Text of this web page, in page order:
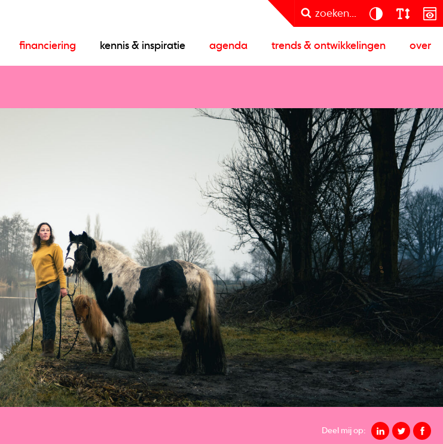
zoeken...
financiering kennis & inspiratie agenda trends & ontwikkelingen over
Deel mij op: